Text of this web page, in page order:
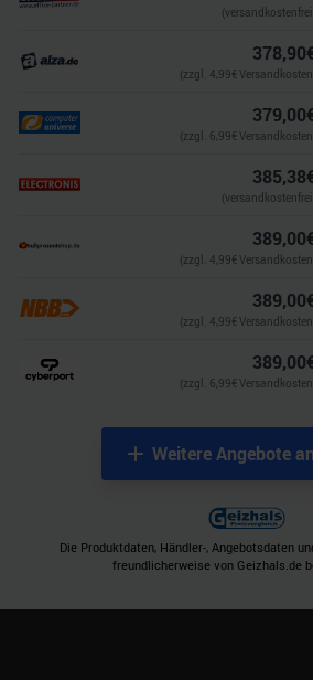
378,90
(zzgl. 4,99€
379,00
(zzgl. 6,99€
385,38
389,00
(zzgl. 4,99€
389,00
(zzgl. 4,99€
389,00
(zzgl. 6,99€
Weitere Angebote
Die Produktdaten, Händler-, Angebotsdaten
freundlicherweise von Geizhals.de